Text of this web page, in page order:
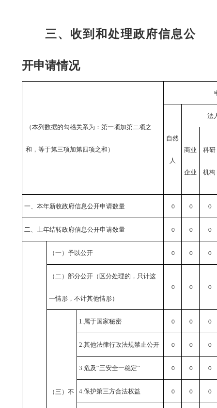
三、收到和处理政府信息公
开申请情况
（本列数据的勾稽关系为：第一项加第二项之
和，等于第三项加第四项之和）
自然
人
法
商业
企业
科研
机构
一、本年新收政府信息公开申请数量 0 0 0
二、上年结转政府信息公开申请数量 0 0 0
（一）予以公开 0 0 0
（二）部分公开（区分处理的，只计这
一情形，不计其他情形）
0 0 0
（三）不
1.属于国家秘密 0 0 0
2.其他法律行政法规禁止公开 0 0 0
3.危及“三安全一稳定” 0 0 0
4.保护第三方合法权益 0 0 0